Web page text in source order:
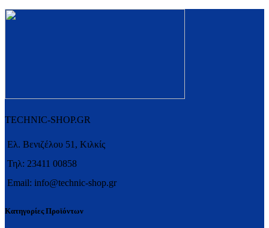
TECHNIC-SHOP.GR
Ελ. Βενιζέλου 51, Κιλκίς
Τηλ: 23411 00858
Email: info@technic-shop.gr
Κατηγορίες Προϊόντων